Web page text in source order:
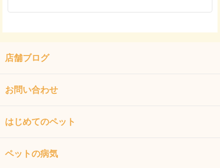
店舗ブログ
お問い合わせ
はじめてのペット
ペットの病気